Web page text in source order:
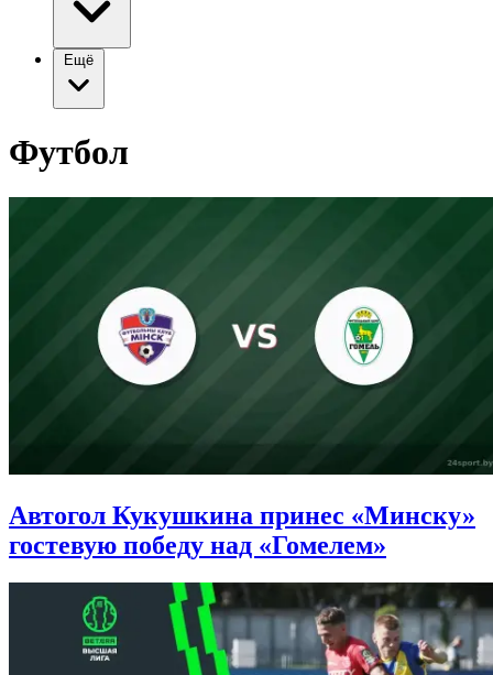
Ещё
Футбол
Автогол Кукушкина принес «Минску»
гостевую победу над «Гомелем»